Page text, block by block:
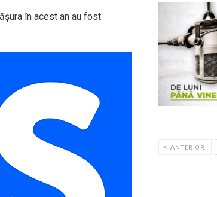
în acest an au fost
ANTERIOR